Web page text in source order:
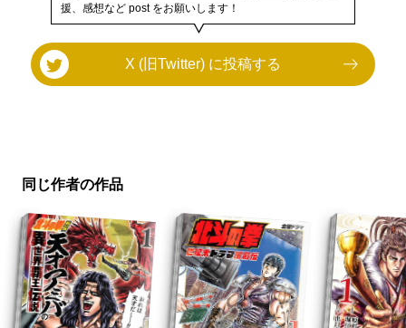
援、感想など post をお願いします！
X (旧Twitter) に投稿する
同じ作者の作品